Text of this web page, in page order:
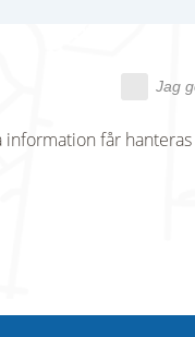
Jag
information får